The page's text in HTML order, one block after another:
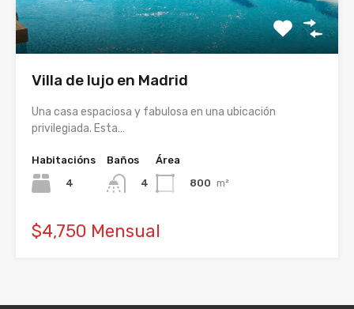
Villa de lujo en Madrid
Una casa espaciosa y fabulosa en una ubicación
privilegiada. Esta…
Habitacións
4
Baños
4
Área
800 m²
$4,750 Mensual